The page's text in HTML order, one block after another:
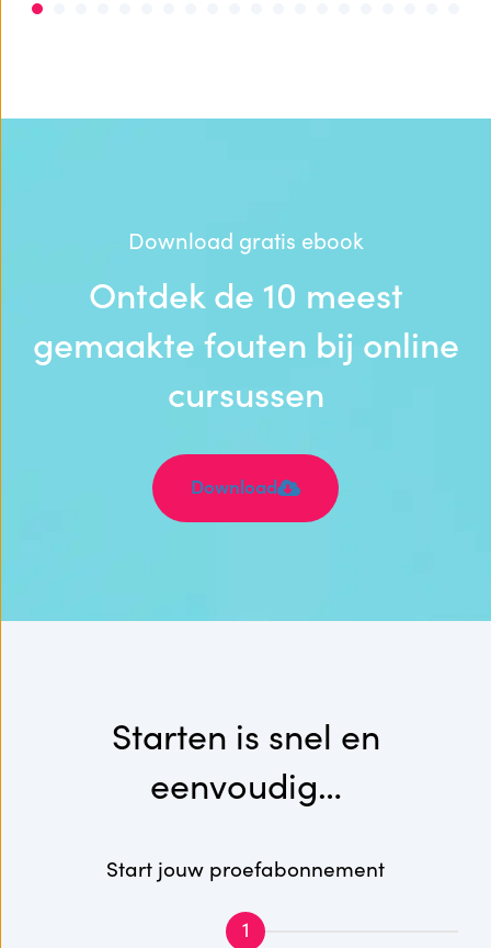
Download gratis ebook
Ontdek de 10 meest
gemaakte fouten bij online
cursussen
Download
Starten is snel en
eenvoudig…
Start jouw proefabonnement
1